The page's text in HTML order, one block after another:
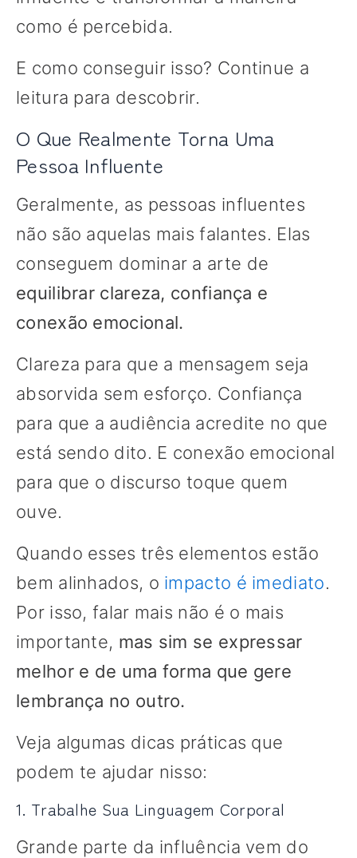
como é percebida.
E como conseguir isso? Continue a
leitura para descobrir.
O Que Realmente Torna Uma
Pessoa Influente
Geralmente, as pessoas influentes
não são aquelas mais falantes. Elas
conseguem dominar a arte de
equilibrar clareza, confiança e
conexão emocional.
Clareza para que a mensagem seja
absorvida sem esforço. Confiança
para que a audiência acredite no que
está sendo dito. E conexão emocional
para que o discurso toque quem
ouve.
Quando esses três elementos estão
bem alinhados, o impacto é imediato.
Por isso, falar mais não é o mais
importante, mas sim se expressar
melhor e de uma forma que gere
lembrança no outro.
Veja algumas dicas práticas que
podem te ajudar nisso:
1. Trabalhe Sua Linguagem Corporal
Grande parte da influência vem do